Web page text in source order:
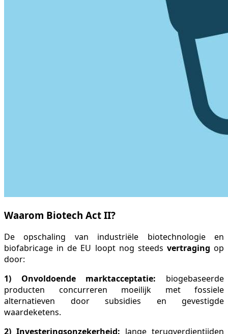
Waarom Biotech Act II?
De opschaling van industriële biotechnologie en
biofabricage in de EU loopt nog steeds vertraging op
door:
1) Onvoldoende marktacceptatie: biogebaseerde
producten concurreren moeilijk met fossiele
alternatieven door subsidies en gevestigde
waardeketens.
2) Investeringsonzekerheid: lange terugverdientijden